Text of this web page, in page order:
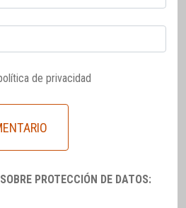
de privacidad
PROTECCIÓN DE DATOS: